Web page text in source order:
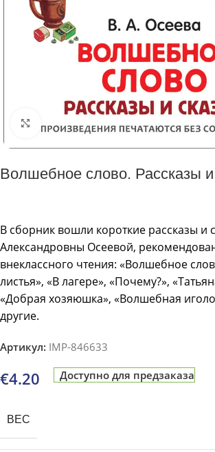
Click to enlarge
Волшебное слово. Рассказы и
В сборник вошли короткие рассказы и
Александровны Осеевой,
внеклассного чтения: «Волшебное
листья», «В лагере», «Почему?»,
«Добрая хозяюшка», «Волшебная
другие.
Артикул: IMP-846633
€4.20 Доступно для предзаказа
ВЕС